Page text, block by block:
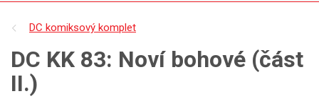
DC komiksový komplet
DC KK 83: Noví bohové (část
II.)